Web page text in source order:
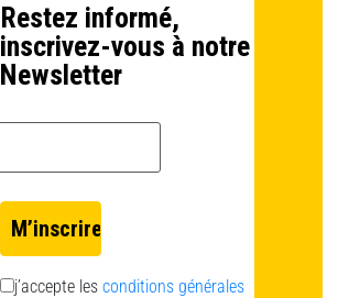
Restez informé,
inscrivez-vous à notre
Newsletter
j’accepte les conditions générales